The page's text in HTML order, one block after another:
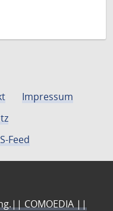
Impressum
Feed
COMOEDIA ||